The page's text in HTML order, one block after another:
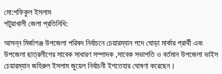
মো:শফিকুল ইসলাম
পটুয়াখালী জেলা প্রতিনিধি:
আসন্ন মির্জাগঞ্জ উপজেলা পরিষদ নির্বাচনে চেয়ারম্যান পদে ঘোড়া মার্কার প্রার্থী এবং
উপজেলা ছাত্রলীগের সাবেক সাধারণ সম্পাদক ,সাবেক সভাপতি ও বর্তমান উপজেলা ভাইস
চেয়ারম্যান জহিরুল ইসলাম জুয়েল নির্বাচনী ইশতেহার ঘোষণা করেছেন।